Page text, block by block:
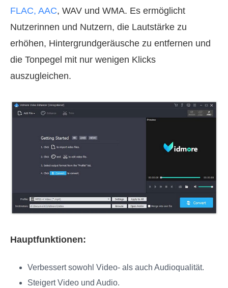
FLAC, AAC, WAV und WMA. Es ermöglicht
Nutzerinnen und Nutzern, die Lautstärke zu
erhöhen, Hintergrundgeräusche zu entfernen und
die Tonpegel mit nur wenigen Klicks
auszugleichen.
Hauptfunktionen:
Verbessert sowohl Video- als auch Audioqualität.
Steigert Video und Audio.